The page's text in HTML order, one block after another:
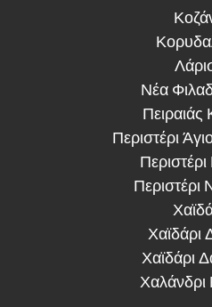
Νέα
Πειραιάς
Περιστέρι
Χαϊδάρι
Χαϊδάρι
Χαλάνδρι